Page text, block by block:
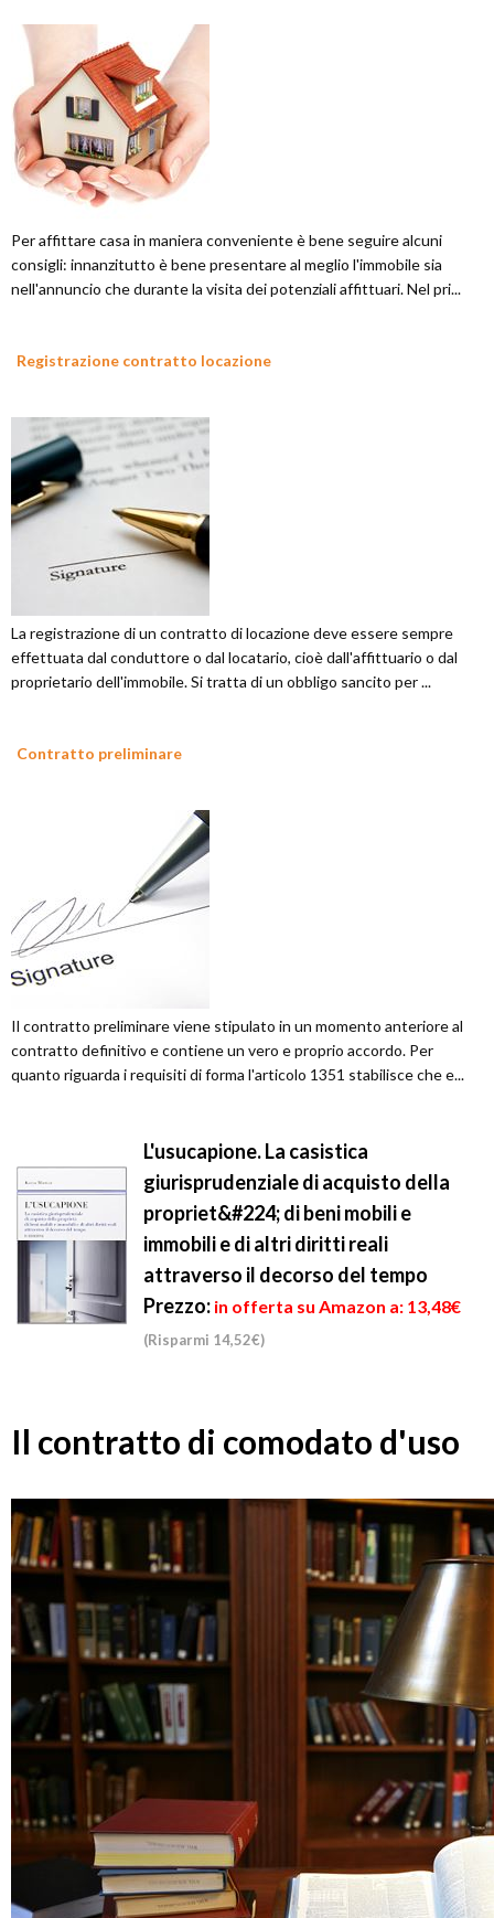
Per affittare casa in maniera conveniente è bene seguire alcuni
consigli: innanzitutto è bene presentare al meglio l'immobile sia
nell'annuncio che durante la visita dei potenziali affittuari. Nel pri...
Registrazione contratto locazione
La registrazione di un contratto di locazione deve essere sempre
effettuata dal conduttore o dal locatario, cioè dall'affittuario o dal
proprietario dell'immobile. Si tratta di un obbligo sancito per ...
Contratto preliminare
Il contratto preliminare viene stipulato in un momento anteriore al
contratto definitivo e contiene un vero e proprio accordo. Per
quanto riguarda i requisiti di forma l'articolo 1351 stabilisce che e...
L'usucapione. La casistica
giurisprudenziale di acquisto della
propriet&#224; di beni mobili e
immobili e di altri diritti reali
attraverso il decorso del tempo
Prezzo: in offerta su Amazon a: 13,48€
(Risparmi 14,52€)
Il contratto di comodato d'uso